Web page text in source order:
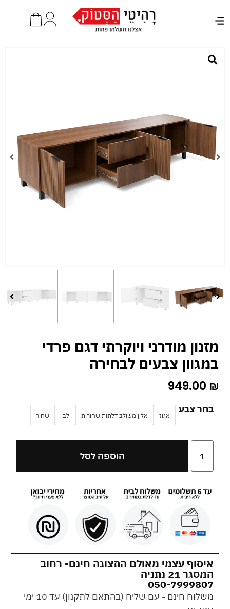
מזנון מודרני ויוקרתי דגם פרדי
במגוון צבעים לבחירה
949.00 ₪
בחר צבע אגוז אלון משולב דלתות שחורות לבן שחור
הוספה לסל
איסוף עצמי מאולם התצוגה חינם- רחוב
המסגר 21 נתניה
050-7999807
משלוח חינם - עם שליח (בהתאם לתקנון) עד 10 ימי